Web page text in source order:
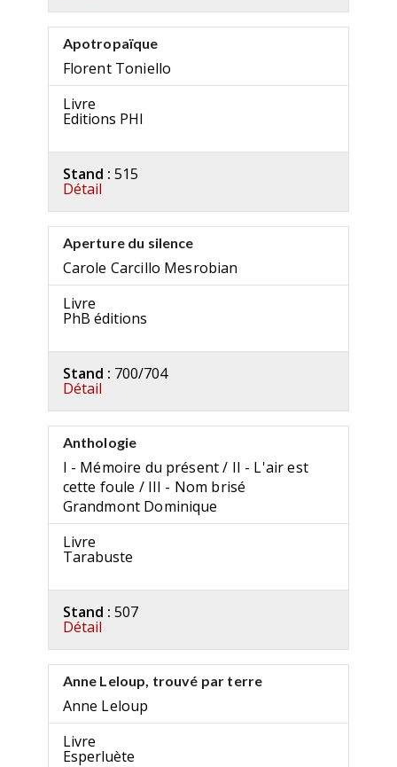
Apotropaïque
Florent Toniello
Livre
Editions PHI
Stand : 515
Détail
Aperture du silence
Carole Carcillo Mesrobian
Livre
PhB éditions
Stand : 700/704
Détail
Anthologie
I - Mémoire du présent / II - L'air est
cette foule / III - Nom brisé
Grandmont Dominique
Livre
Tarabuste
Stand : 507
Détail
Anne Leloup, trouvé par terre
Anne Leloup
Livre
Esperluète